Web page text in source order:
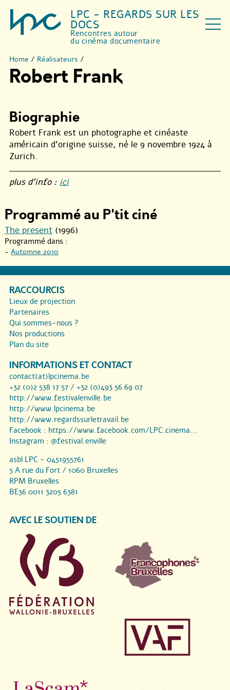
LPC - REGARDS SUR LES
DOCS
Rencontres autour
du cinéma documentaire
Home / Réalisateurs /
Robert Frank
Biographie
Robert Frank est un photographe et cinéaste
américain d’origine suisse, né le 9 novembre 1924 à
Zurich.
plus d’info : ici
Programmé au P'tit ciné
The present (1996)
Programmé dans :
- Automne 2010
RACCOURCIS
Lieux de projection
Partenaires
Qui sommes-nous ?
Nos productions
Plan du site
INFORMATIONS ET CONTACT
contact(at)lpcinema.be
+32 (0)2 538 17 57 / +32 (0)493 56 69 07
http://www.festivalenville.be
http://www.lpcinema.be
http://www.regardssurletravail.be
Facebook : https://www.facebook.com/LPC.cinema...
Instagram : @festival.enville
asbl LPC - 0451955761
5 A rue du Fort / 1060 Bruxelles
RPM Bruxelles
BE36 0011 3205 6381
AVEC LE SOUTIEN DE